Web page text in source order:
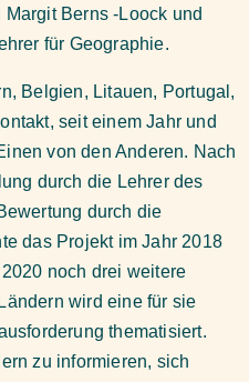
Berns -Loock und
für Geographie.
Belgien, Litauen, Portugal,
seit einem Jahr und
von den Anderen. Nach
durch die Lehrer des
durch die
das Projekt im Jahr 2018
noch drei weitere
wird eine für sie
thematisiert.
zu informieren, sich